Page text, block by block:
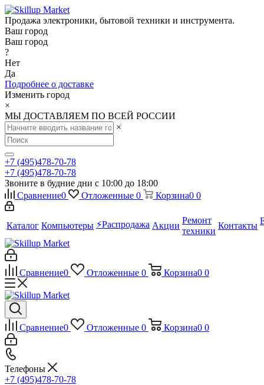
Продажа электроники, бытовой техники и инструмента.
Ваш город
Ваш город
?
Нет
Да
Подробнее о доставке
Изменить город
×
МЫ ДОСТАВЛЯЕМ ПО ВСЕЙ РОССИИ
×
+7 (495)478-70-78
+7 (495)478-70-78
Звоните в будние дни с 10:00 до 18:00
Сравнение0 Отложенные 0 Корзина0 0
Каталог Компьютеры ⚡️Распродажа Акции
Ремонт
техники
Контакты
Сравнение0 Отложенные 0 Корзина0 0
Сравнение0 Отложенные 0 Корзина0 0
Телефоны
+7 (495)478-70-78